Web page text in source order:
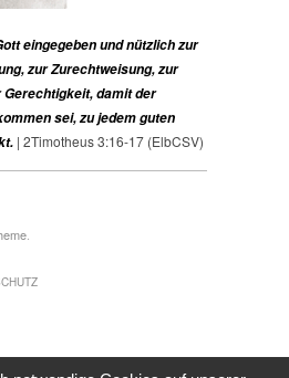
eingegeben und nützlich zur
zur Zurechtweisung, zur
damit der
sei, zu jedem guten
| 2Timotheus 3:16-17 (ElbCSV)